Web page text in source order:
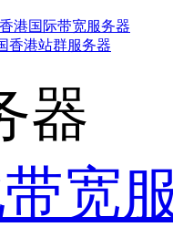
港国际带宽服务器
香港站群服务器
器
宽